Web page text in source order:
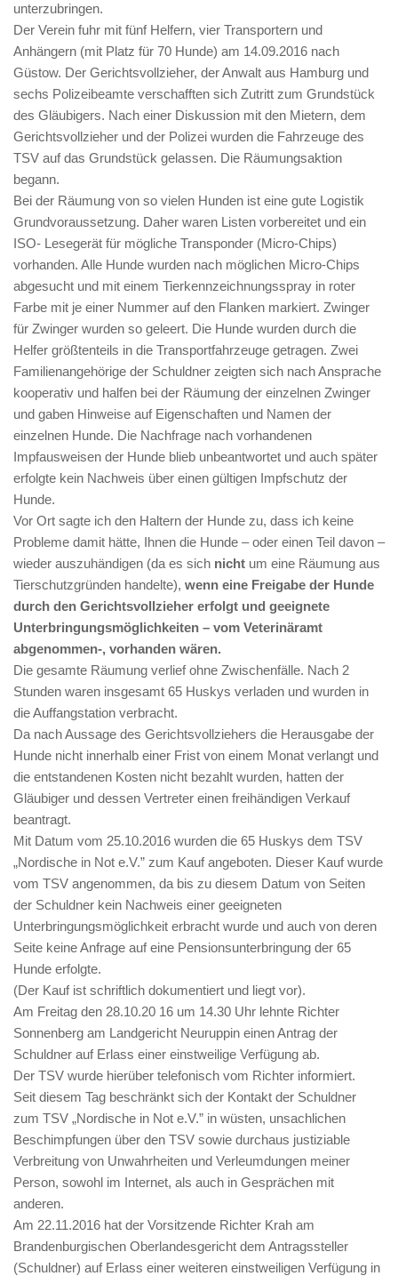
unterzubringen.
Der Verein fuhr mit fünf Helfern, vier Transportern und
Anhängern (mit Platz für 70 Hunde) am 14.09.2016 nach
Güstow. Der Gerichtsvollzieher, der Anwalt aus Hamburg und
sechs Polizeibeamte verschafften sich Zutritt zum Grundstück
des Gläubigers. Nach einer Diskussion mit den Mietern, dem
Gerichtsvollzieher und der Polizei wurden die Fahrzeuge des
TSV auf das Grundstück gelassen. Die Räumungsaktion
begann.
Bei der Räumung von so vielen Hunden ist eine gute Logistik
Grundvoraussetzung. Daher waren Listen vorbereitet und ein
ISO- Lesegerät für mögliche Transponder (Micro-Chips)
vorhanden. Alle Hunde wurden nach möglichen Micro-Chips
abgesucht und mit einem Tierkennzeichnungsspray in roter
Farbe mit je einer Nummer auf den Flanken markiert. Zwinger
für Zwinger wurden so geleert. Die Hunde wurden durch die
Helfer größtenteils in die Transportfahrzeuge getragen. Zwei
Familienangehörige der Schuldner zeigten sich nach Ansprache
kooperativ und halfen bei der Räumung der einzelnen Zwinger
und gaben Hinweise auf Eigenschaften und Namen der
einzelnen Hunde. Die Nachfrage nach vorhandenen
Impfausweisen der Hunde blieb unbeantwortet und auch später
erfolgte kein Nachweis über einen gültigen Impfschutz der
Hunde.
Vor Ort sagte ich den Haltern der Hunde zu, dass ich keine
Probleme damit hätte, Ihnen die Hunde – oder einen Teil davon –
wieder auszuhändigen (da es sich nicht um eine Räumung aus
Tierschutzgründen handelte), wenn eine Freigabe der Hunde
durch den Gerichtsvollzieher erfolgt und geeignete
Unterbringungsmöglichkeiten – vom Veterinäramt
abgenommen-, vorhanden wären.
Die gesamte Räumung verlief ohne Zwischenfälle. Nach 2
Stunden waren insgesamt 65 Huskys verladen und wurden in
die Auffangstation verbracht.
Da nach Aussage des Gerichtsvollziehers die Herausgabe der
Hunde nicht innerhalb einer Frist von einem Monat verlangt und
die entstandenen Kosten nicht bezahlt wurden, hatten der
Gläubiger und dessen Vertreter einen freihändigen Verkauf
beantragt.
Mit Datum vom 25.10.2016 wurden die 65 Huskys dem TSV
„Nordische in Not e.V.” zum Kauf angeboten. Dieser Kauf wurde
vom TSV angenommen, da bis zu diesem Datum von Seiten
der Schuldner kein Nachweis einer geeigneten
Unterbringungsmöglichkeit erbracht wurde und auch von deren
Seite keine Anfrage auf eine Pensionsunterbringung der 65
Hunde erfolgte.
(Der Kauf ist schriftlich dokumentiert und liegt vor).
Am Freitag den 28.10.20 16 um 14.30 Uhr lehnte Richter
Sonnenberg am Landgericht Neuruppin einen Antrag der
Schuldner auf Erlass einer einstweilige Verfügung ab.
Der TSV wurde hierüber telefonisch vom Richter informiert.
Seit diesem Tag beschränkt sich der Kontakt der Schuldner
zum TSV „Nordische in Not e.V.” in wüsten, unsachlichen
Beschimpfungen über den TSV sowie durchaus justiziable
Verbreitung von Unwahrheiten und Verleumdungen meiner
Person, sowohl im Internet, als auch in Gesprächen mit
anderen.
Am 22.11.2016 hat der Vorsitzende Richter Krah am
Brandenburgischen Oberlandesgericht dem Antragssteller
(Schuldner) auf Erlass einer weiteren einstweiligen Verfügung in